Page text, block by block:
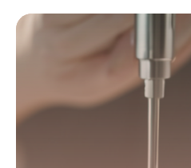
tombe : causes et
essentielles